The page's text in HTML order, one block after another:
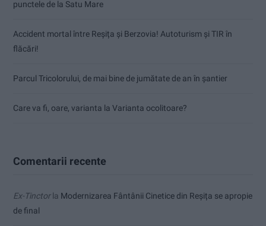
punctele de la Satu Mare
Accident mortal între Reșița și Berzovia! Autoturism și TIR în
flăcări!
Parcul Tricolorului, de mai bine de jumătate de an în șantier
Care va fi, oare, varianta la Varianta ocolitoare?
Comentarii recente
Ex-Tinctorla Modernizarea Fântânii Cinetice din Reșița se apropie
de final